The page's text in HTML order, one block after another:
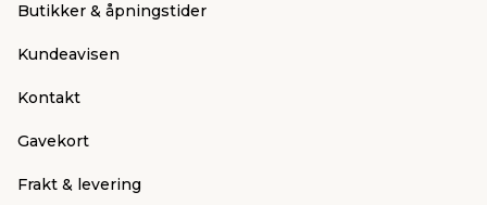
Butikker & åpningstider
Kundeavisen
Kontakt
Gavekort
Frakt & levering